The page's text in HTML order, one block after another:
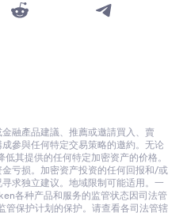
融產品建議、推薦或邀請買入、賣
參與任何特定交易策略的邀約。无论
其提供的任何特定加密资产的价格。
亏损。加密资产投资的任何回报和/或
求独立建议。地域限制可能适用。一
各种产品和服务的监管状态因司法管
保护计划的保护。请查看各司法管辖